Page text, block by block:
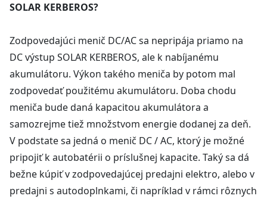
SOLAR KERBEROS?
Zodpovedajúci menič DC/AC sa nepripája priamo na
DC výstup SOLAR KERBEROS, ale k nabíjanému
akumulátoru. Výkon takého meniča by potom mal
zodpovedať použitému akumulátoru. Doba chodu
meniča bude daná kapacitou akumulátora a
samozrejme tiež množstvom energie dodanej za deň.
V podstate sa jedná o menič DC / AC, ktorý je možné
pripojiť k autobatérii o príslušnej kapacite. Taký sa dá
bežne kúpiť v zodpovedajúcej predajni elektro, alebo v
predajni s autodoplnkami, či napríklad v rámci rôznych